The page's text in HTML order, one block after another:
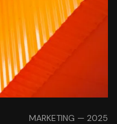
MARKETING — 2025